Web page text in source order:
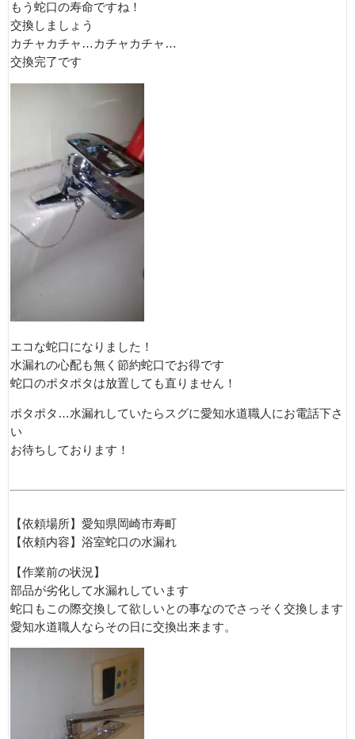
もう蛇口の寿命ですね！
交換しましょう
カチャカチャ…カチャカチャ…
交換完了です
エコな蛇口になりました！
水漏れの心配も無く節約蛇口でお得です
蛇口のポタポタは放置しても直りません！
ポタポタ…水漏れしていたらスグに愛知水道職人にお電話下さ
い
お待ちしております！
【依頼場所】愛知県岡崎市寿町
【依頼内容】浴室蛇口の水漏れ
【作業前の状況】
部品が劣化して水漏れしています
蛇口もこの際交換して欲しいとの事なのでさっそく交換します
愛知水道職人ならその日に交換出来ます。